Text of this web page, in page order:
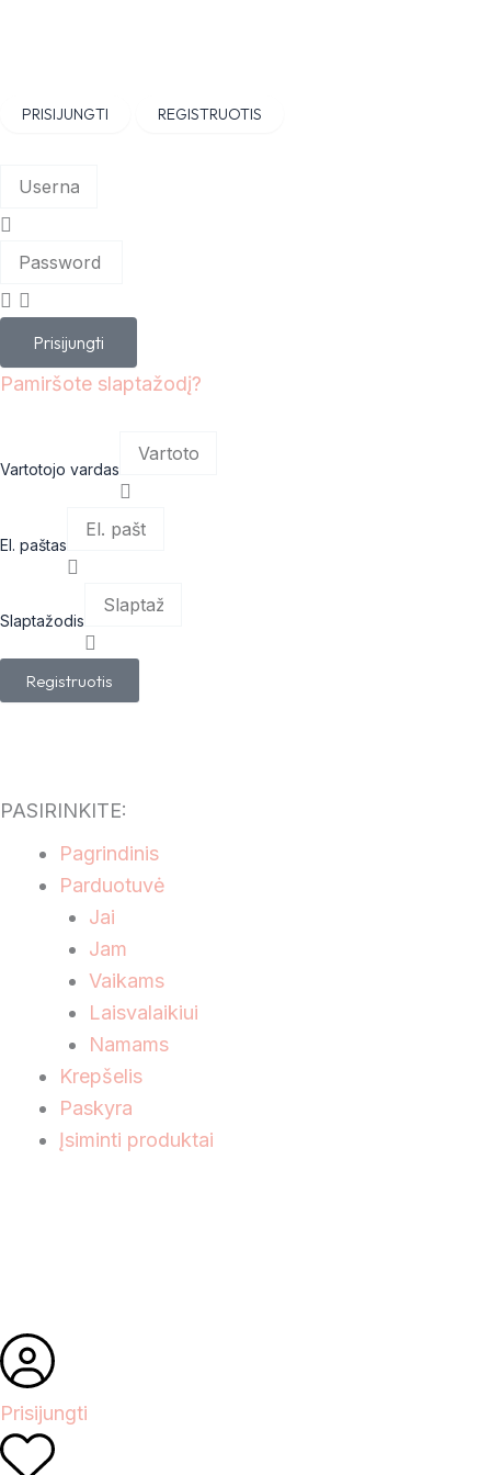
PRISIJUNGTI REGISTRUOTIS
Prisijungti
Pamiršote slaptažodį?
Vartotojo vardas
El. paštas
Slaptažodis
Registruotis
PASIRINKITE:
Main
Menu
Pagrindinis
Parduotuvė
Jai
Jam
Vaikams
Laisvalaikiui
Namams
Krepšelis
Paskyra
Įsiminti produktai
Prisijungti